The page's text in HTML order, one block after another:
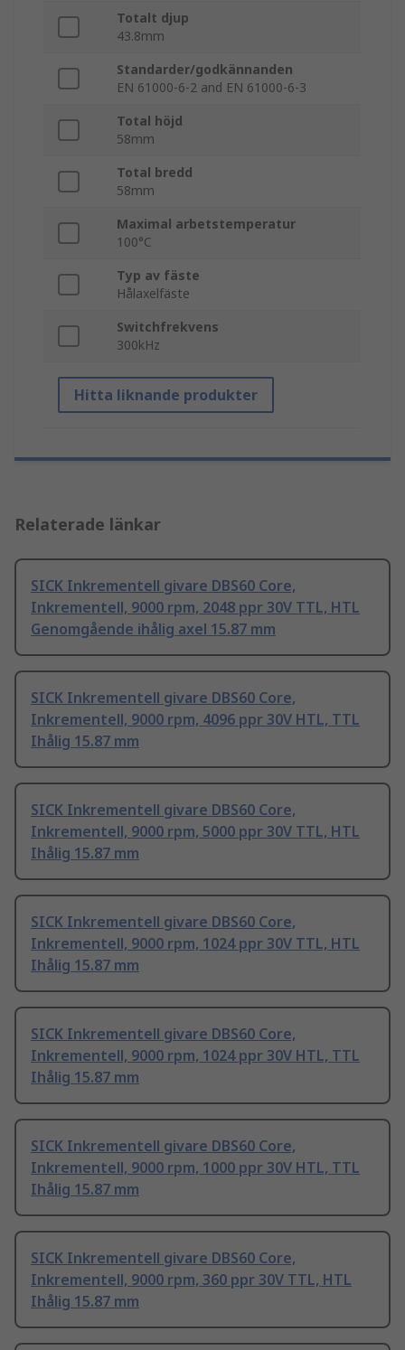
Totalt djup
43.8mm
Standarder/godkännanden
EN 61000-6-2 and EN 61000-6-3
Total höjd
58mm
Total bredd
58mm
Maximal arbetstemperatur
100°C
Typ av fäste
Hålaxelfäste
Switchfrekvens
300kHz
Hitta liknande produkter
Relaterade länkar
SICK Inkrementell givare DBS60 Core,
Inkrementell, 9000 rpm, 2048 ppr 30V TTL, HTL
Genomgående ihålig axel 15.87 mm
SICK Inkrementell givare DBS60 Core,
Inkrementell, 9000 rpm, 4096 ppr 30V HTL, TTL
Ihålig 15.87 mm
SICK Inkrementell givare DBS60 Core,
Inkrementell, 9000 rpm, 5000 ppr 30V TTL, HTL
Ihålig 15.87 mm
SICK Inkrementell givare DBS60 Core,
Inkrementell, 9000 rpm, 1024 ppr 30V TTL, HTL
Ihålig 15.87 mm
SICK Inkrementell givare DBS60 Core,
Inkrementell, 9000 rpm, 1024 ppr 30V HTL, TTL
Ihålig 15.87 mm
SICK Inkrementell givare DBS60 Core,
Inkrementell, 9000 rpm, 1000 ppr 30V HTL, TTL
Ihålig 15.87 mm
SICK Inkrementell givare DBS60 Core,
Inkrementell, 9000 rpm, 360 ppr 30V TTL, HTL
Ihålig 15.87 mm